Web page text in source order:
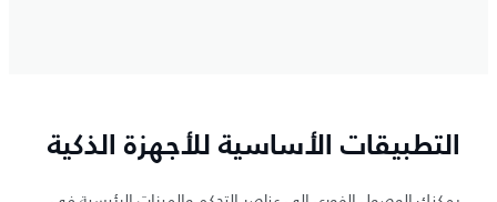
التطبيقات الأساسية للأجهزة الذكية